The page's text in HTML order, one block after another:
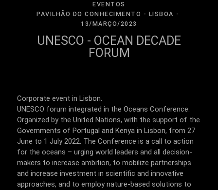
EVENTOS
PAVILHÃO DO CONHECIMENTO - LISBOA
13/MARÇO/2023
UNESCO - OCEAN DECADE
FORUM
Corporate event in Lisbon.
UNESCO forum integrated in the Oceans Conference.
Organized by the United Nations, with the support of the
Governments of Portugal and Kenya in Lisbon, from 27
June to 1 July 2022. The Conference is a call to action
for the oceans – urging world leaders and all decision-
makers to increase ambition, to mobilize partnerships
and increase investment in scientific and innovative
approaches, and to employ nature-based solutions to